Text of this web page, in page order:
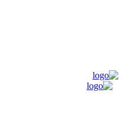
منوی